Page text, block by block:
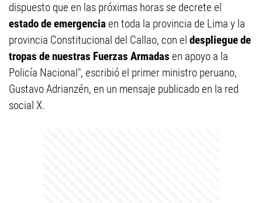
dispuesto que en las próximas horas se decrete el
estado de emergenciaen toda la provincia de Lima y la
provincia Constitucional del Callao, con el despliegue de
tropas de nuestras Fuerzas Armadas en apoyo a la
Policía Nacional", escribió el primer ministro peruano,
Gustavo Adrianzén, en un mensaje publicado en la red
social X.